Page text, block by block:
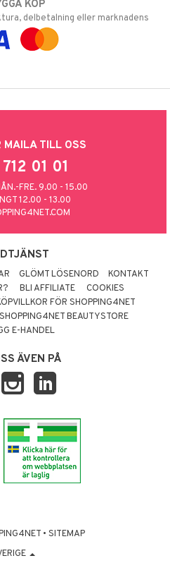
KÖP
delbetalning eller marknadens
MAILA TILL OSS
01 01
FRE. 9.00 - 15.00
12.00 - 13.00
GLÖMT LÖSENORD
KONTAKT
BLI AFFILIATE
COOKIES
FÖR SHOPPING4NET
SHOPPING4NET BEAUTYSTORE
E-HANDEL
ÄVEN PÅ
• SITEMAP